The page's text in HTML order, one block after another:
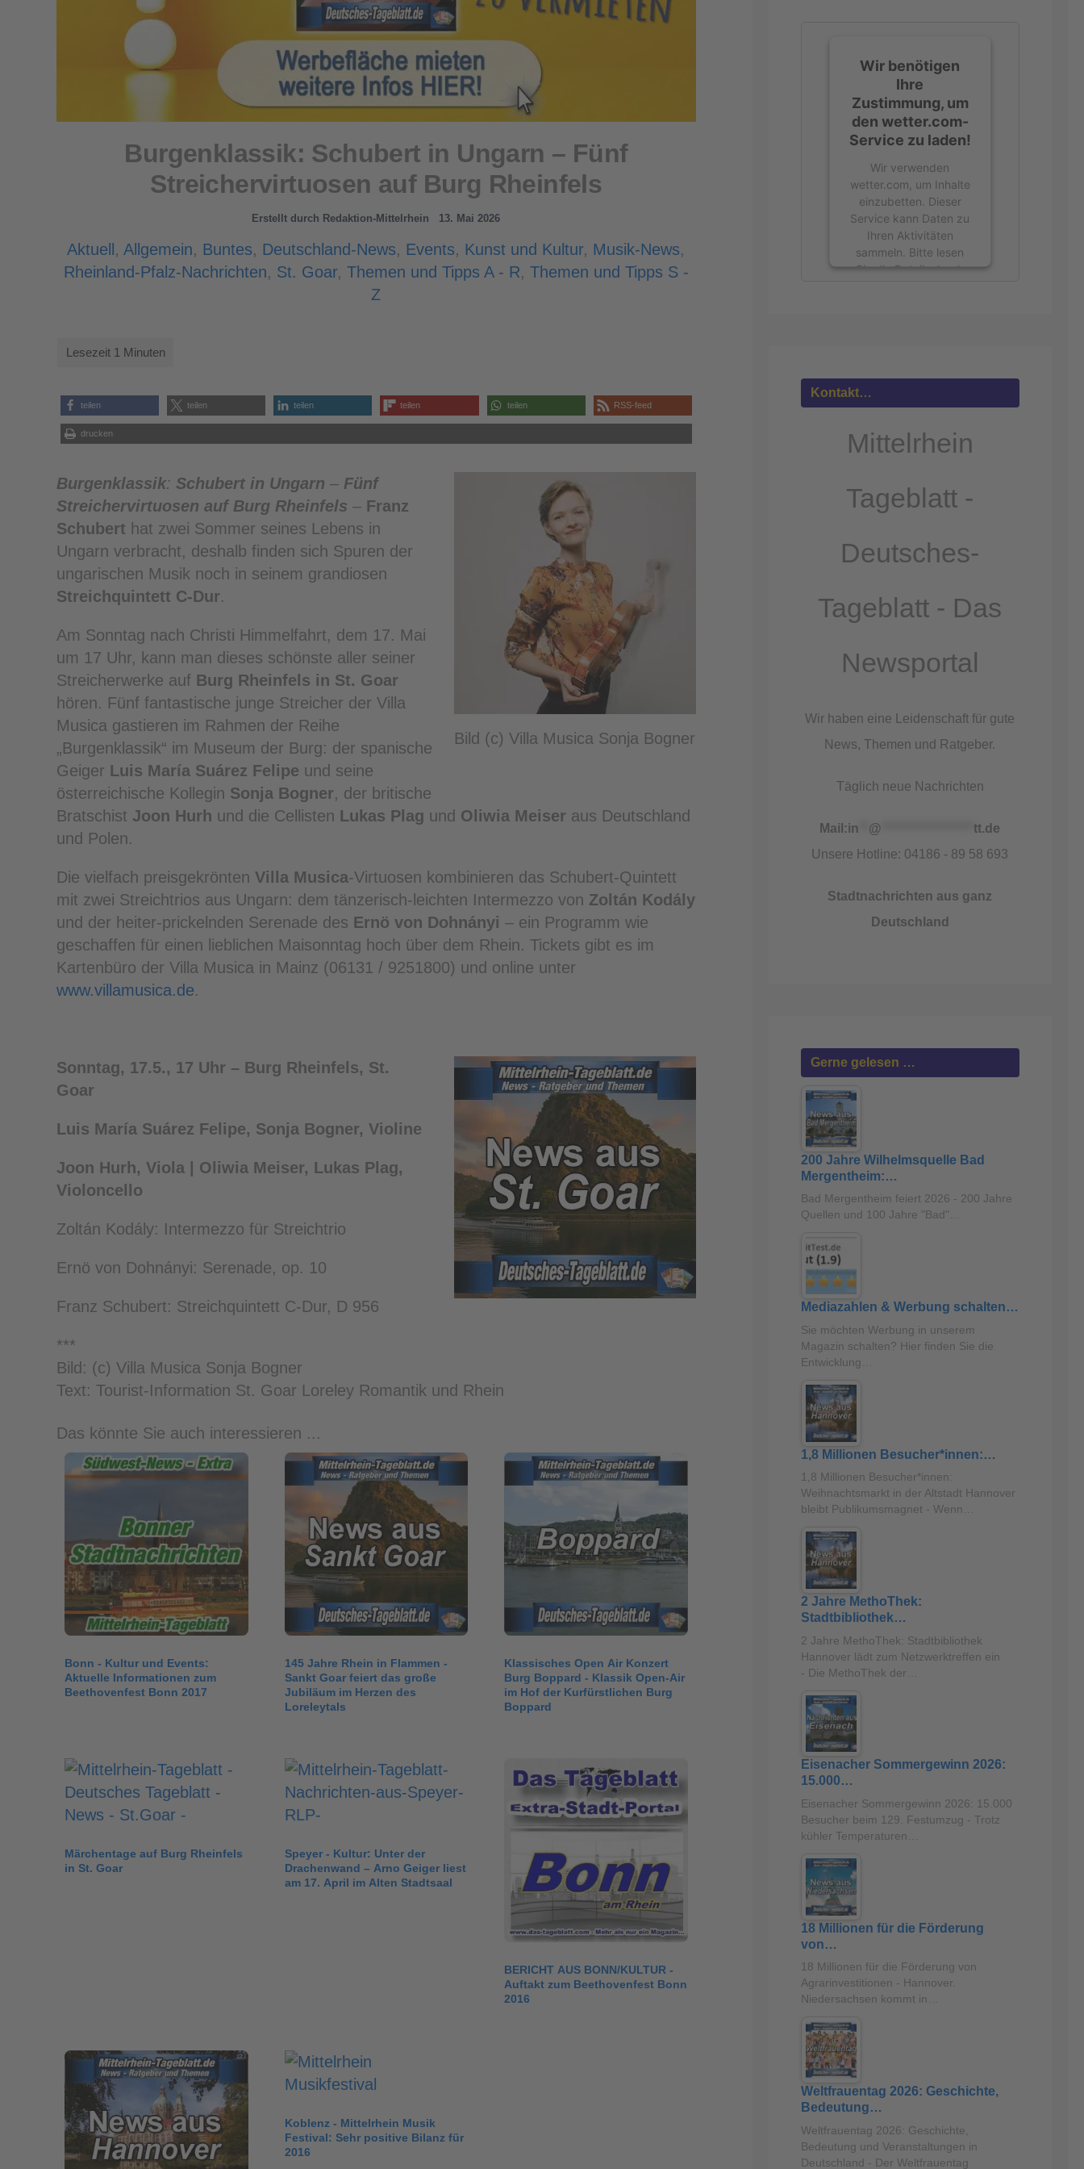
Burgenklassik: Schubert in Ungarn – Fünf
Streichervirtuosen auf Burg Rheinfels
Erstellt durch Redaktion-Mittelrhein 13. Mai 2026
Aktuell,Allgemein, Buntes, Deutschland-News, Events, Kunst und Kultur, Musik-News,
Rheinland-Pfalz-Nachrichten, St. Goar, Themen und Tipps A - R, Themen und Tipps S -
Z
teilen teilen teilen teilen teilen RSS-feed
drucken
Bild (c) Villa Musica Sonja Bogner
Burgenklassik: Schubert in Ungarn – Fünf
Streichervirtuosen auf Burg Rheinfels – Franz
Schubert hat zwei Sommer seines Lebens in
Ungarn verbracht, deshalb finden sich Spuren der
ungarischen Musik noch in seinem grandiosen
Streichquintett C-Dur.
Am Sonntag nach Christi Himmelfahrt, dem 17. Mai
um 17 Uhr, kann man dieses schönste aller seiner
Streicherwerke auf Burg Rheinfels in St. Goar
hören. Fünf fantastische junge Streicher der Villa
Musica gastieren im Rahmen der Reihe
„Burgenklassik“ im Museum der Burg: der spanische
Geiger Luis María Suárez Felipe und seine
österreichische Kollegin Sonja Bogner, der britische
Bratschist Joon Hurh und die Cellisten Lukas Plag und Oliwia Meiser aus Deutschland
und Polen.
Die vielfach preisgekrönten Villa Musica-Virtuosen kombinieren das Schubert-Quintett
mit zwei Streichtrios aus Ungarn: dem tänzerisch-leichten Intermezzo von Zoltán Kodály
und der heiter-prickelnden Serenade des Ernö von Dohnányi – ein Programm wie
geschaffen für einen lieblichen Maisonntag hoch über dem Rhein. Tickets gibt es im
Kartenbüro der Villa Musica in Mainz (06131 / 9251800) und online unter
www.villamusica.de.
Sonntag, 17.5., 17 Uhr – Burg Rheinfels, St.
Goar
Luis María Suárez Felipe, Sonja Bogner, Violine
Joon Hurh, Viola | Oliwia Meiser, Lukas Plag,
Violoncello
Zoltán Kodály: Intermezzo für Streichtrio
Ernö von Dohnányi: Serenade, op. 10
Franz Schubert: Streichquintett C-Dur, D 956
***
Bild: (c) Villa Musica Sonja Bogner
Text: Tourist-Information St. Goar Loreley Romantik und Rhein
Das könnte Sie auch interessieren ...
Bonn - Kultur und Events:
Aktuelle Informationen zum
Beethovenfest Bonn 2017
145 Jahre Rhein in Flammen -
Sankt Goar feiert das große
Jubiläum im Herzen des
Loreleytals
Klassisches Open Air Konzert
Burg Boppard - Klassik Open-Air
im Hof der Kurfürstlichen Burg
Boppard
Märchentage auf Burg Rheinfels
in St. Goar
Speyer - Kultur: Unter der
Drachenwand – Arno Geiger liest
am 17. April im Alten Stadtsaal
BERICHT AUS BONN/KULTUR -
Auftakt zum Beethovenfest Bonn
2016
Koblenz - Mittelrhein Musik
Festival: Sehr positive Bilanz für
2016
Wir benötigen
Ihre
Zustimmung, um
den wetter.com-
Service zu laden!
Wir verwenden
wetter.com, um Inhalte
einzubetten. Dieser
Service kann Daten zu
Ihren Aktivitäten
sammeln. Bitte lesen
Sie die Details durch
Informationen
powered by
& eRecht24
Kontakt…
Mittelrhein
Tageblatt -
Deutsches-
Tageblatt - Das
Newsportal
Wir haben eine Leidenschaft für gute
News, Themen und Ratgeber.
Täglich neue Nachrichten
Mail:in @ *******************tt.de
Unsere Hotline: 04186 - 89 58 693
Stadtnachrichten aus ganz
Deutschland
Gerne gelesen …
200 Jahre Wilhelmsquelle Bad
Mergentheim:…
Bad Mergentheim feiert 2026 - 200 Jahre
Quellen und 100 Jahre "Bad"…
Mediazahlen & Werbung schalten…
Sie möchten Werbung in unserem
Magazin schalten? Hier finden Sie die
Entwicklung…
1,8 Millionen Besucher*innen:…
1,8 Millionen Besucher*innen:
Weihnachtsmarkt in der Altstadt Hannover
bleibt Publikumsmagnet - Wenn…
2 Jahre MethoThek:
Stadtbibliothek…
2 Jahre MethoThek: Stadtbibliothek
Hannover lädt zum Netzwerktreffen ein
- Die MethoThek der…
Eisenacher Sommergewinn 2026:
15.000…
Eisenacher Sommergewinn 2026: 15.000
Besucher beim 129. Festumzug - Trotz
kühler Temperaturen…
18 Millionen für die Förderung
von…
18 Millionen für die Förderung von
Agrarinvestitionen - Hannover.
Niedersachsen kommt in…
Weltfrauentag 2026: Geschichte,
Bedeutung…
Weltfrauentag 2026: Geschichte,
Bedeutung und Veranstaltungen in
Deutschland - Der Weltfrauentag